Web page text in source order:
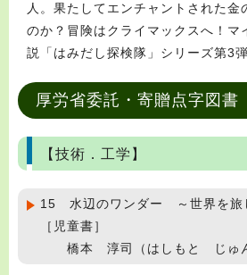
人。果たしてエンチャントされた金
のか？冒険はクライマックスへ！マ
説「はみだし探検隊」シリーズ第3弾
厚労省委託・寄贈点字図書
【技術．工学】
15 水辺のワンダー ～世界を旅
［児童書］
橋本 淳司（はしもと じ